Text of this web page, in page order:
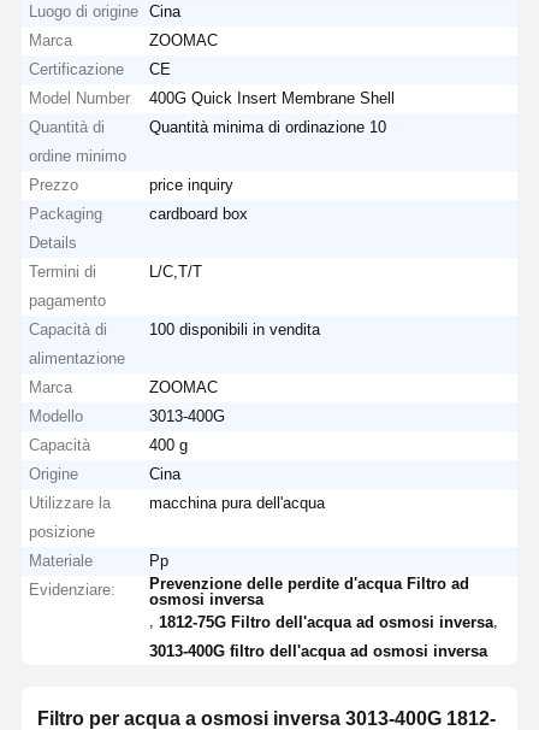
Luogo di origine
Cina
Marca
ZOOMAC
Certificazione
CE
Model Number
400G Quick Insert Membrane Shell
Quantità di
ordine minimo
Quantità minima di ordinazione 10
Prezzo
price inquiry
Packaging
Details
cardboard box
Termini di
pagamento
L/C,T/T
Capacità di
alimentazione
100 disponibili in vendita
Marca
ZOOMAC
Modello
3013-400G
Capacità
400 g
Origine
Cina
Utilizzare la
posizione
macchina pura dell'acqua
Materiale
Pp
Evidenziare:
Prevenzione delle perdite d'acqua Filtro ad
osmosi inversa
,1812-75G Filtro dell'acqua ad osmosi inversa
3013-400G filtro dell'acqua ad osmosi inversa
Filtro per acqua a osmosi inversa 3013-400G 1812-